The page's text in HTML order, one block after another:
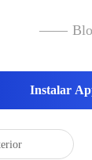
——
Instalar